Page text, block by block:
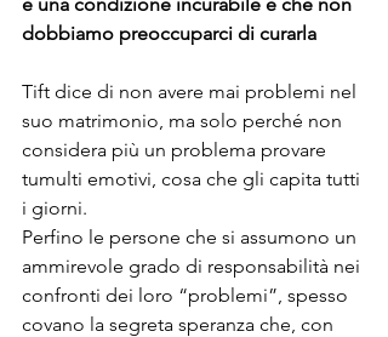
dobbiamo preoccuparci di curarla
Tift dice di non avere mai problemi nel
suo matrimonio, ma solo perché non
considera più un problema provare
tumulti emotivi, cosa che gli capita tutti
i giorni.
Perfino le persone che si assumono un
ammirevole grado di responsabilità nei
confronti dei loro “problemi”, spesso
covano la segreta speranza che, con